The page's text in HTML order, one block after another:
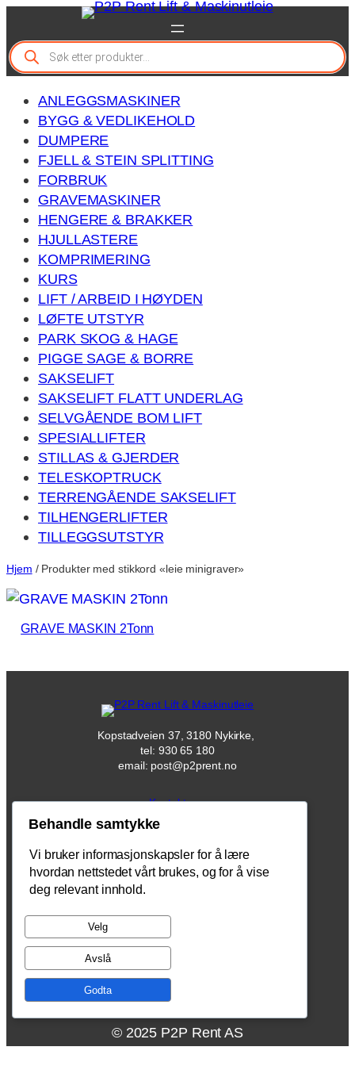
innhold
P
r
o
ANLEGGSMASKINER
BYGG & VEDLIKEHOLD
DUMPERE
FJELL & STEIN SPLITTING
FORBRUK
GRAVEMASKINER
HENGERE & BRAKKER
HJULLASTERE
KOMPRIMERING
KURS
LIFT / ARBEID I HØYDEN
LØFTE UTSTYR
PARK SKOG & HAGE
PIGGE SAGE & BORRE
SAKSELIFT
SAKSELIFT FLATT UNDERLAG
SELVGÅENDE BOM LIFT
SPESIALLIFTER
STILLAS & GJERDER
TELESKOPTRUCK
TERRENGÅENDE SAKSELIFT
TILHENGERLIFTER
TILLEGGSUTSTYR
Hjem / Produkter med stikkord «leie minigraver»
GRAVE MASKIN 2Tonn
Kopstadveien 37, 3180 Nykirke,
tel: 930 65 180
email: post@p2prent.no
Kontakt oss
Kurs
Du kan følge oss her
Facebook
© 2025 P2P Rent AS
Behandle samtykke
Vi bruker informasjonskapsler for å lære
hvordan nettstedet vårt brukes, og for å vise
deg relevant innhold.
Velg
Avslå
Godta